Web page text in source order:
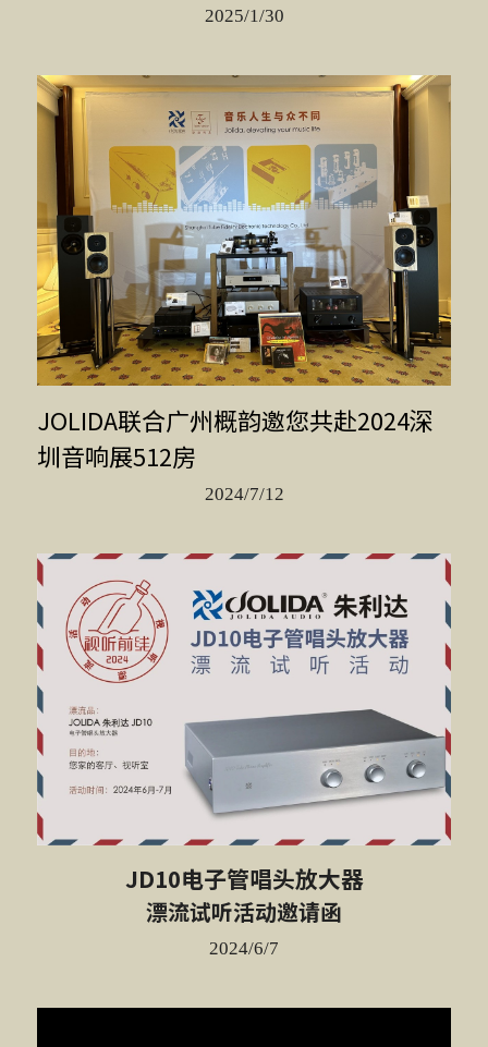
2025/1/30
JOLIDA联合广州概韵邀您共赴2024深
圳音响展512房
2024/7/12
JD10电子管唱头放大器
漂流试听活动邀请函
2024/6/7